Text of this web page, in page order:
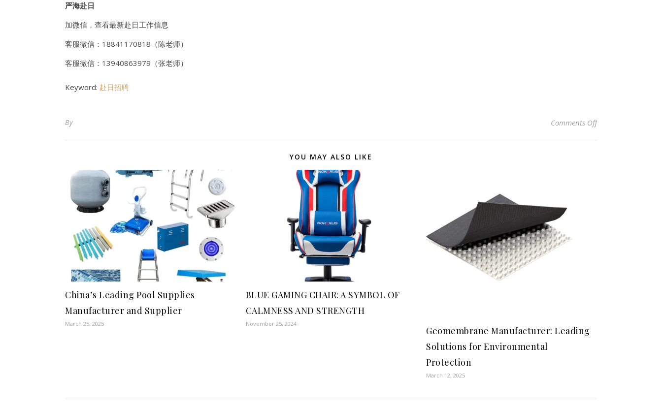
严海赴日
加微信，查看最新赴日工作信息
客服微信： 18841170818（陈老师）
客服微信： 13940863979（张老师）
Keyword: 赴日招聘
By Comments Offon 日本人玩XBOX吗
YOU MAY ALSO LIKE
China’s Leading Pool Supplies
Manufacturer and Supplier
March 25, 2025
BLUE GAMING CHAIR: A SYMBOL OF
CALMNESS AND STRENGTH
November 25, 2024
Geomembrane Manufacturer: Leading
Solutions for Environmental
Protection
March 12, 2025